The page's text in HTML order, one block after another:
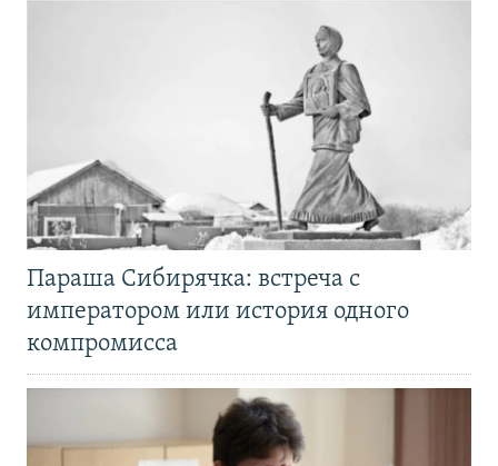
Параша Сибирячка: встреча с
императором или история одного
компромисса